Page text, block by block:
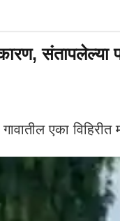
संतापलेल्या
एका